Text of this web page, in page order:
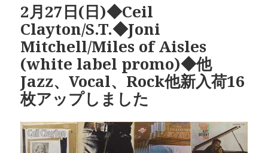
2月27日(日)◆Ceil
Clayton/S.T.◆Joni
Mitchell/Miles of Aisles
(white label promo)◆他
Jazz、Vocal、Rock他新入荷16
枚アップしました